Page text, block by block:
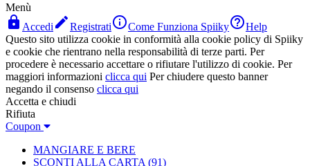
Menù
 Accedi RegistratiCome Funziona SpiikyHelp
Questo sito utilizza cookie in conformità alla cookie policy di Spiiky
e cookie che rientrano nella responsabilità di terze parti. Per
procedere è necessario accettare o rifiutare l'utilizzo di cookie. Per
maggiori informazioni clicca qui Per chiudere questo banner
negando il consenso clicca qui
Accetta e chiudi
Rifiuta
Coupon
MANGIARE E BERE
SCONTI ALLA CARTA (91)